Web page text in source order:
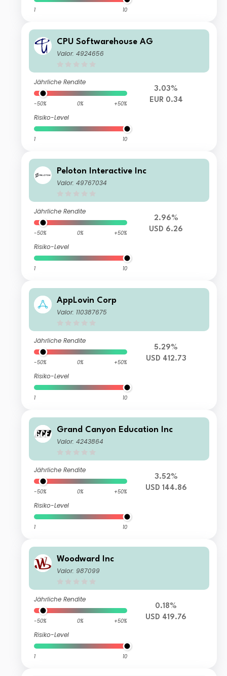
1 10
CPU Softwarehouse AG
Valor: 4924656
Jährliche Rendite
-50% 0% +50%
Risiko-Level
1 10
3.03%
EUR 0.34
Peloton Interactive Inc
Valor: 49767034
Jährliche Rendite
-50% 0% +50%
Risiko-Level
1 10
2.96%
USD 6.26
AppLovin Corp
Valor: 110387675
Jährliche Rendite
-50% 0% +50%
Risiko-Level
1 10
5.29%
USD 412.73
Grand Canyon Education Inc
Valor: 4243864
Jährliche Rendite
-50% 0% +50%
Risiko-Level
1 10
3.52%
USD 144.86
Woodward Inc
Valor: 987099
Jährliche Rendite
-50% 0% +50%
Risiko-Level
1 10
0.18%
USD 419.76